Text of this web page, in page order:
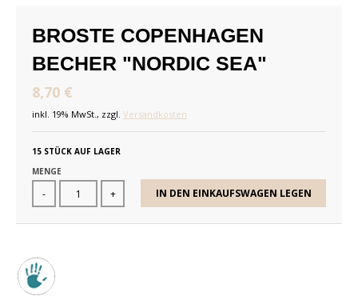
BROSTE COPENHAGEN
BECHER "NORDIC SEA"
8,70 €
inkl. 19% MwSt., zzgl. Versandkosten
15 STÜCK AUF LAGER
MENGE
- + IN DEN EINKAUFSWAGEN LEGEN